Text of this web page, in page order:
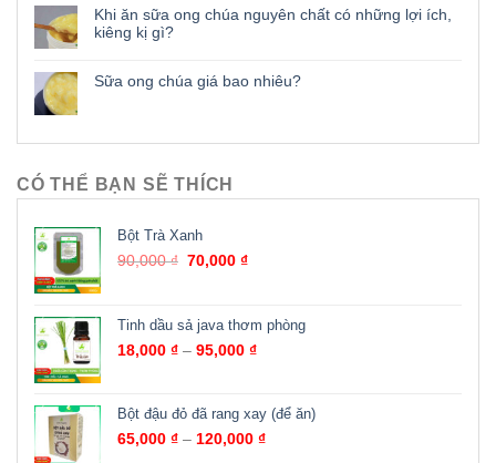
Khi ăn sữa ong chúa nguyên chất có những lợi ích,
kiêng kị gì?
Sữa ong chúa giá bao nhiêu?
CÓ THỂ BẠN SẼ THÍCH
Bột Trà Xanh
90,000₫ 70,000₫
Tinh dầu sả java thơm phòng
18,000 ₫ – 95,000 ₫
Bột đậu đỏ đã rang xay (để ăn)
65,000 ₫ – 120,000 ₫